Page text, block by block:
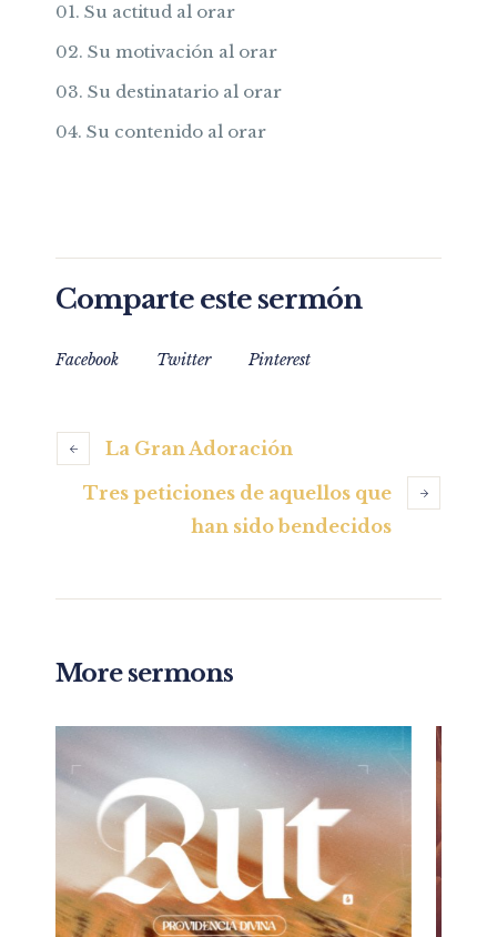
Su actitud al orar
Su motivación al orar
Su destinatario al orar
Su contenido al orar
Comparte este sermón
Facebook Twitter Pinterest
La Gran Adoración
Tres peticiones de aquellos que
han sido bendecidos
More sermons